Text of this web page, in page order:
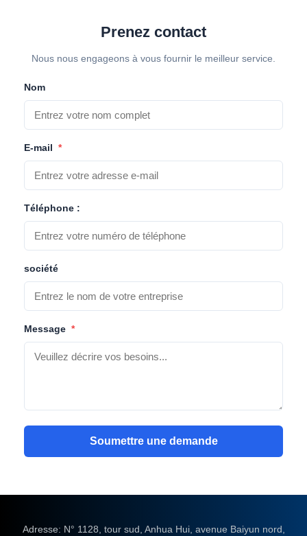
Prenez contact
Nous nous engageons à vous fournir le meilleur service.
Nom
E-mail *
Téléphone :
société
Message *
Soumettre une demande
Adresse: N° 1128, tour sud, Anhua Hui, avenue Baiyun nord,